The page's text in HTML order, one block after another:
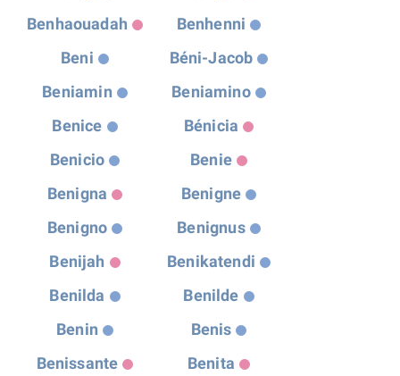
Benhaouadah
Benhenni
Beni
Béni-Jacob
Beniamin
Beniamino
Benice
Bénicia
Benicio
Benie
Benigna
Benigne
Benigno
Benignus
Benijah
Benikatendi
Benilda
Benilde
Benin
Benis
Benissante
Benita